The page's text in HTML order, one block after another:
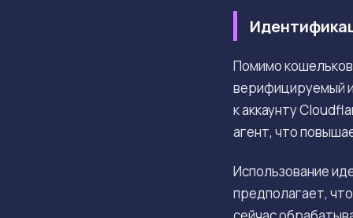
Помимо
верифицируемый
к аккаунту
агент, что
Использование
предполагает,